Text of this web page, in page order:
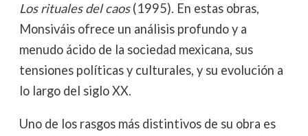
Los rituales del caos(1995). En estas obras,
Monsiváis ofrece un análisis profundo y a
menudo ácido de la sociedad mexicana, sus
tensiones políticas y culturales, y su evolución a
lo largo del siglo XX.
Uno de los rasgos más distintivos de su obra es